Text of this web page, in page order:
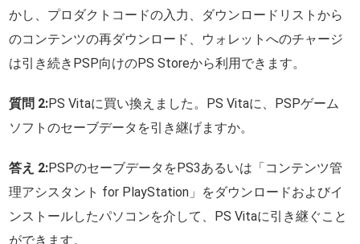
かし、プロダクトコードの入力、ダウンロードリストから
のコンテンツの再ダウンロード、ウォレットへのチャージ
は引き続きPSP向けのPS Storeから利用できます。
質問 2:PS Vitaに買い換えました。PS Vitaに、PSPゲーム
ソフトのセーブデータを引き継げますか。
答え 2:PSPのセーブデータをPS3あるいは「コンテンツ管
理アシスタント for PlayStation」をダウンロードおよびイ
ンストールしたパソコンを介して、PS Vitaに引き継ぐこと
ができます。